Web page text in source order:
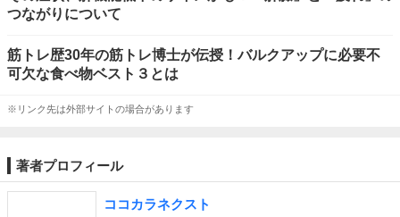
つながりについて
筋トレ歴30年の筋トレ博士が伝授！バルクアップに必要不
可欠な食べ物ベスト３とは
※リンク先は外部サイトの場合があります
著者プロフィール
ココカラネクスト